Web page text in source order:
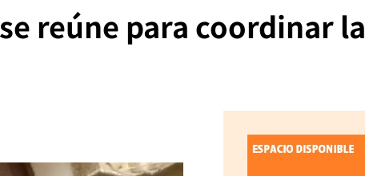
reúne para coordinar la